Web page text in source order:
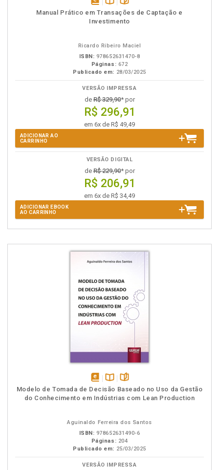
disponível
em
Disponível
na
páginas
Manual Prático em Transações de Captação e
Investimento
Ricardo Ribeiro Maciel
ISBN: 978652631470-8
Páginas: 672
Publicado em: 28/03/2025
VERSÃO IMPRESSA
deR$ 329,90* por
R$ 296,91
em 6x de R$ 49,49
ADICIONAR AO
CARRINHO
VERSÃO DIGITAL
deR$ 229,90* por
R$ 206,91
em 6x de R$ 34,49
ADICIONAR EBOOK
AO CARRINHO
disponível
em
Disponível
na
páginas
Modelo de Tomada de Decisão Baseado no Uso da Gestão
do Conhecimento em Indústrias com Lean Production
Aguinaldo Ferreira dos Santos
ISBN: 978652631490-6
Páginas: 204
Publicado em: 25/03/2025
VERSÃO IMPRESSA